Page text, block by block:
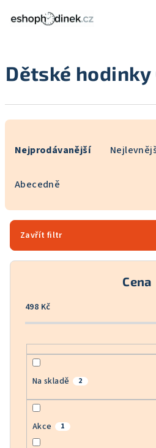
Dětské
r
o
Nejprodávanější
Abecedně
Zavřít filtr
Cena
498 Kč
Na skladě 2
Akce 1